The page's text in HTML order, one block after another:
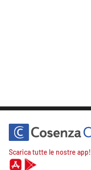
Scarica tutte le nostre app!